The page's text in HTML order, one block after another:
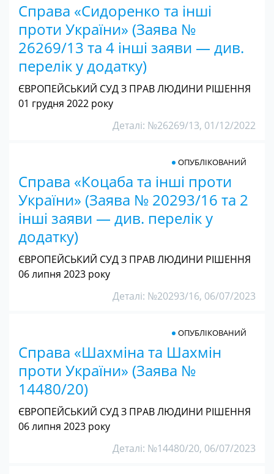
Справа «Сидоренко та інші
проти України» (Заява №
26269/13 та 4 інші заяви — див.
перелік у додатку)
ЄВРОПЕЙСЬКИЙ СУД З ПРАВ ЛЮДИНИ РІШЕННЯ
01 грудня 2022 року
Деталі: №26269/13, 01/12/2022
Справа «Коцаба та інші проти
України» (Заява № 20293/16 та 2
інші заяви — див. перелік у
додатку)
ОПУБЛІКОВАНИЙ
ЄВРОПЕЙСЬКИЙ СУД З ПРАВ ЛЮДИНИ РІШЕННЯ
06 липня 2023 року
Деталі: №20293/16, 06/07/2023
Справа «Шахміна та Шахмін
проти України» (Заява №
14480/20)
ОПУБЛІКОВАНИЙ
ЄВРОПЕЙСЬКИЙ СУД З ПРАВ ЛЮДИНИ РІШЕННЯ
06 липня 2023 року
Деталі: №14480/20, 06/07/2023